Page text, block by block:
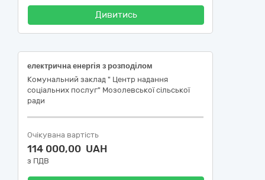
Дивитись
електрична енергія з розподілом
Комунальний заклад " Центр надання
соціальних послуг" Мозолевської сільської
ради
Очікувана вартість
114 000,00 UAH
з ПДВ